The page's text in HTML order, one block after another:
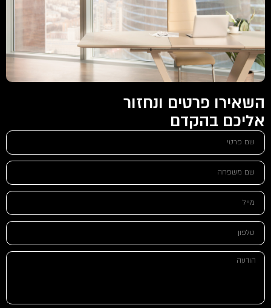
השאירו פרטים ונחזור
אליכם בהקדם